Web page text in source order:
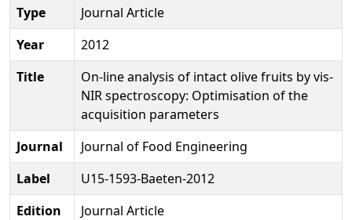
Type
Journal Article
Year
2012
Title
On-line analysis of intact olive fruits by vis-
NIR spectroscopy: Optimisation of the
acquisition parameters
Journal
Journal of Food Engineering
Label
U15-1593-Baeten-2012
Edition
Journal Article